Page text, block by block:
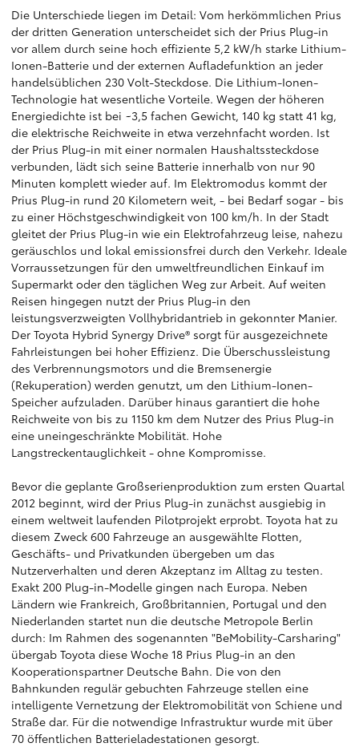
Die Unterschiede liegen im Detail: Vom herkömmlichen Prius
der dritten Generation unterscheidet sich der Prius Plug-in
vor allem durch seine hoch effiziente 5,2 kW/h starke Lithium-
Ionen-Batterie und der externen Aufladefunktion an jeder
handelsüblichen 230 Volt-Steckdose. Die Lithium-Ionen-
Technologie hat wesentliche Vorteile. Wegen der höheren
Energiedichte ist bei ~3,5 fachen Gewicht, 140 kg statt 41 kg,
die elektrische Reichweite in etwa verzehnfacht worden. Ist
der Prius Plug-in mit einer normalen Haushaltssteckdose
verbunden, lädt sich seine Batterie innerhalb von nur 90
Minuten komplett wieder auf. Im Elektromodus kommt der
Prius Plug-in rund 20 Kilometern weit, - bei Bedarf sogar - bis
zu einer Höchstgeschwindigkeit von 100 km/h. In der Stadt
gleitet der Prius Plug-in wie ein Elektrofahrzeug leise, nahezu
geräuschlos und lokal emissionsfrei durch den Verkehr. Ideale
Vorraussetzungen für den umweltfreundlichen Einkauf im
Supermarkt oder den täglichen Weg zur Arbeit. Auf weiten
Reisen hingegen nutzt der Prius Plug-in den
leistungsverzweigten Vollhybridantrieb in gekonnter Manier.
Der Toyota Hybrid Synergy Drive® sorgt für ausgezeichnete
Fahrleistungen bei hoher Effizienz. Die Überschussleistung
des Verbrennungsmotors und die Bremsenergie
(Rekuperation) werden genutzt, um den Lithium-Ionen-
Speicher aufzuladen. Darüber hinaus garantiert die hohe
Reichweite von bis zu 1150 km dem Nutzer des Prius Plug-in
eine uneingeschränkte Mobilität. Hohe
Langstreckentauglichkeit - ohne Kompromisse.
Bevor die geplante Großserienproduktion zum ersten Quartal
2012 beginnt, wird der Prius Plug-in zunächst ausgiebig in
einem weltweit laufenden Pilotprojekt erprobt. Toyota hat zu
diesem Zweck 600 Fahrzeuge an ausgewählte Flotten,
Geschäfts- und Privatkunden übergeben um das
Nutzerverhalten und deren Akzeptanz im Alltag zu testen.
Exakt 200 Plug-in-Modelle gingen nach Europa. Neben
Ländern wie Frankreich, Großbritannien, Portugal und den
Niederlanden startet nun die deutsche Metropole Berlin
durch: Im Rahmen des sogenannten "BeMobility-Carsharing"
übergab Toyota diese Woche 18 Prius Plug-in an den
Kooperationspartner Deutsche Bahn. Die von den
Bahnkunden regulär gebuchten Fahrzeuge stellen eine
intelligente Vernetzung der Elektromobilität von Schiene und
Straße dar. Für die notwendige Infrastruktur wurde mit über
70 öffentlichen Batterieladestationen gesorgt.